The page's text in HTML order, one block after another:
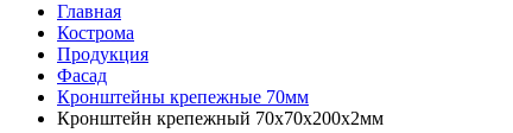
Главная
Кострома
Продукция
Фасад
Кронштейны крепежные 70мм
Кронштейн крепежный 70х70х200х2мм